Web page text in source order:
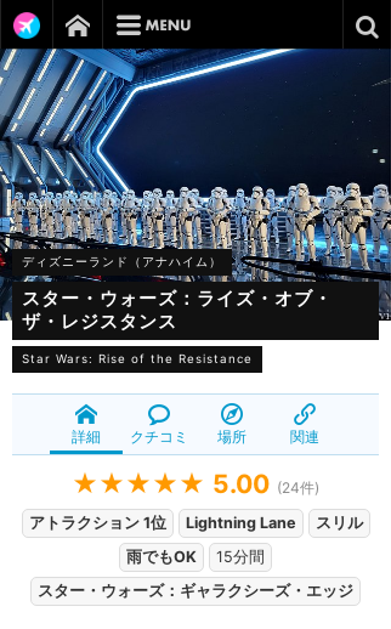
ディズニーランド（アナハイム）
スター・ウォーズ：ライズ・オブ・
ザ・レジスタンス
Star Wars: Rise of the Resistance
詳細 クチコミ 場所 関連
★★★★★ 5.00 (24件)
アトラクション 1位
Lightning Lane
スリル
雨でもOK
15分間
スター・ウォーズ：ギャラクシーズ・エッジ